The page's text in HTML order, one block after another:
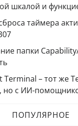
шкалой и
таймера
папки
Terminal – тот же
но с ИИ-
ПОПУЛЯРНОЕ